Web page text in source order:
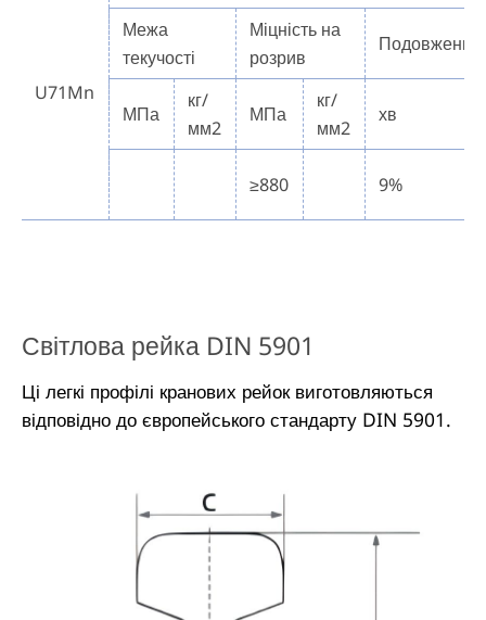
U71Mn
Межа
текучості
Міцність на
розрив
Подовження
МПа
кг/
мм2
МПа
кг/
мм2
хв
≥880 9%
Світлова рейка DIN 5901
Ці легкі профілі кранових рейок виготовляються
відповідно до європейського стандарту DIN 5901.